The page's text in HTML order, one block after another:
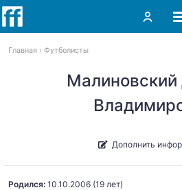
Главная Футболисты
Малиновский
Дополнить
Родился: 10.10.2006 (19 лет)